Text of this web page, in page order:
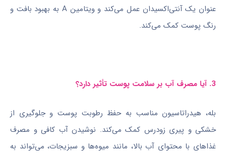
عنوان یک آنتی‌اکسیدان عمل می‌کند و ویتامین A به بهبود بافت و
رنگ پوست کمک می‌کند.
3. آیا مصرف آب بر سلامت پوست تأثیر دارد؟
بله، هیدراتاسیون مناسب به حفظ رطوبت پوست و جلوگیری از
خشکی و پیری زودرس کمک می‌کند. نوشیدن آب کافی و مصرف
غذاهای با محتوای آب بالا، مانند میوه‌ها و سبزیجات، می‌تواند به